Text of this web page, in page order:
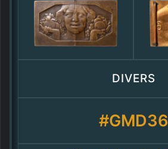
DIVERS
#GMD36